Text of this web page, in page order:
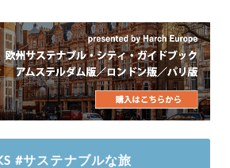
#サステナブルな旅